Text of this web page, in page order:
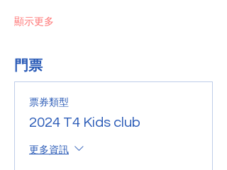
顯示更多
門票
票券類型
2024 T4 Kids club
更多資訊